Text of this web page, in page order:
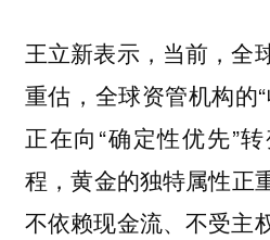
王立新表示，当前，全
重估，全球资管机构的
正在向“确定性优先”
程，黄金的独特属性
不依赖现金流、不受主